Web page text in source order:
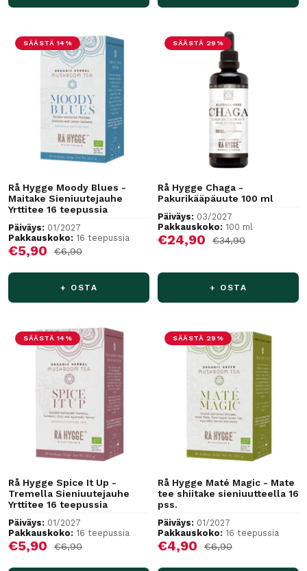
SÄÄSTÄ 14%
Rå Hygge Moody Blues -
Maitake Sieniuutejauhe
Yrttitee 16 teepussia
Päiväys: 01/2027
Pakkauskoko: 16 teepussia
Alennushinta
€5,90 Normaalihinta
€6,90
+ OSTA
SÄÄSTÄ 29%
Rå Hygge Chaga -
Pakurikääpäuute 100 ml
Päiväys: 03/2027
Pakkauskoko: 100 ml
Alennushinta
€24,90 Normaalihinta
€34,90
+ OSTA
SÄÄSTÄ 14%
Rå Hygge Spice It Up -
Tremella Sieniuutejauhe
Yrttitee 16 teepussia
Päiväys: 01/2027
Pakkauskoko: 16 teepussia
Alennushinta
€5,90 Normaalihinta
€6,90
SÄÄSTÄ 29%
Rå Hygge Maté Magic - Mate
tee shiitake sieniuutteella 16
pss.
Päiväys: 01/2027
Pakkauskoko: 16 teepussia
Alennushinta
€4,90 Normaalihinta
€6,90